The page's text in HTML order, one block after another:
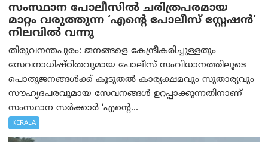
സംസ്ഥാന പോലീസിൽ ചരിത്രപരമായ
മാറ്റം വരുത്തുന്ന ‘എന്റെ പോലീസ് സ്റ്റേഷൻ’
നിലവില്‍ വന്നു
തിരുവനന്തപുരം: ജനങ്ങളെ കേന്ദ്രീകരിച്ചുള്ളതും
സേവനാധിഷ്ഠിതവുമായ പോലീസ് സംവിധാനത്തിലൂടെ
പൊതുജനങ്ങൾക്ക് കൂടുതൽ കാര്യക്ഷമവും സുതാര്യവും
സൗഹൃദപരവുമായ സേവനങ്ങൾ ഉറപ്പാക്കുന്നതിനാണ്
സംസ്ഥാന സർക്കാർ ‘എന്റെ...
KERALA